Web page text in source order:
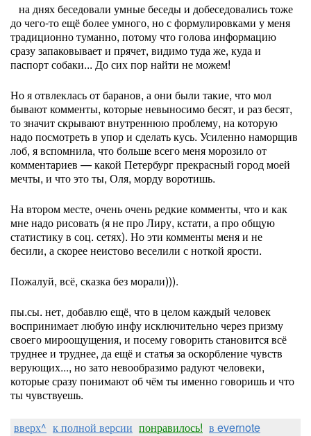
на днях беседовали умные беседы и добеседовались тоже
до чего-то ещё более умного, но с формулировками у меня
традиционно туманно, потому что голова информацию
сразу запаковывает и прячет, видимо туда же, куда и
паспорт собаки... До сих пор найти не можем!
Но я отвлеклась от баранов, а они были такие, что мол
бывают комменты, которые невыносимо бесят, и раз бесят,
то значит скрывают внутреннюю проблему, на которую
надо посмотреть в упор и сделать кусь. Усиленно наморщив
лоб, я вспомнила, что больше всего меня морозило от
комментариев — какой Петербург прекрасный город моей
мечты, и что это ты, Оля, морду воротишь.
На втором месте, очень очень редкие комменты, что и как
мне надо рисовать (я не про Лиру, кстати, а про общую
статистику в соц. сетях). Но эти комменты меня и не
бесили, а скорее неистово веселили с ноткой ярости.
Пожалуй, всё, сказка без морали))).
пы.сы. нет, добавлю ещё, что в целом каждый человек
воспринимает любую инфу исключительно через призму
своего мироощущения, и посему говорить становится всё
труднее и труднее, да ещё и статья за оскорбление чувств
верующих..., но зато невообразимо радуют человеки,
которые сразу понимают об чём ты именно говоришь и что
ты чувствуешь.
вверх^ к полной версии понравилось! в evernote